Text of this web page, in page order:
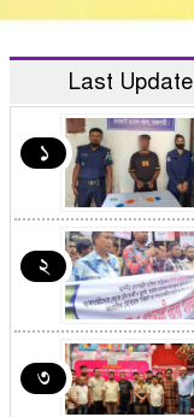
Last Update
১
২
৩